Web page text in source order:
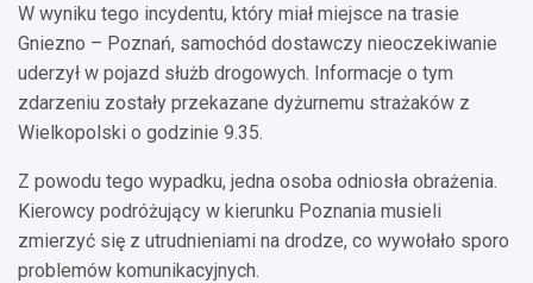
W wyniku tego incydentu, który miał miejsce na trasie
Gniezno – Poznań, samochód dostawczy nieoczekiwanie
uderzył w pojazd służb drogowych. Informacje o tym
zdarzeniu zostały przekazane dyżurnemu strażaków z
Wielkopolski o godzinie 9.35.
Z powodu tego wypadku, jedna osoba odniosła obrażenia.
Kierowcy podróżujący w kierunku Poznania musieli
zmierzyć się z utrudnieniami na drodze, co wywołało sporo
problemów komunikacyjnych.